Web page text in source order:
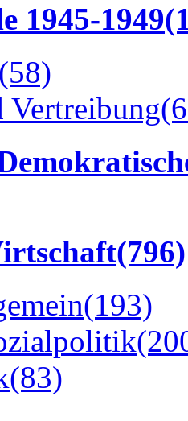
1945-1949
(58)
Vertreibung
(796)
(193)
(83)